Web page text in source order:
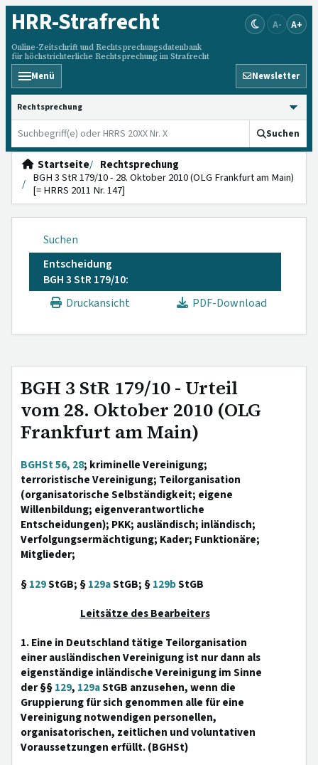
HRR-Strafrecht
Online-Zeitschrift und Rechtsprechungsdatenbank
für höchstrichterliche Rechtsprechung im Strafrecht
A- A+
Menü Newsletter
HRRS durchsuchen
Suchen
Startseite
Rechtsprechung
BGH 3 StR 179/10 - 28. Oktober 2010 (OLG Frankfurt am Main)
[= HRRS 2011 Nr. 147]
Suchen
Entscheidung
BGH 3 StR 179/10:
Druckansicht
PDF-Download
BGH 3 StR 179/10 - Urteil
vom 28. Oktober 2010 (OLG
Frankfurt am Main)
BGHSt 56, 28; kriminelle Vereinigung;
terroristische Vereinigung; Teilorganisation
(organisatorische Selbständigkeit; eigene
Willenbildung; eigenverantwortliche
Entscheidungen); PKK; ausländisch; inländisch;
Verfolgungsermächtigung; Kader; Funktionäre;
Mitglieder;
§129StGB; §129aStGB; §129bStGB
Leitsätze des Bearbeiters
1. Eine in Deutschland tätige Teilorganisation
einer ausländischen Vereinigung ist nur dann als
eigenständige inländische Vereinigung im Sinne
der §§129, 129aStGB anzusehen, wenn die
Gruppierung für sich genommen alle für eine
Vereinigung notwendigen personellen,
organisatorischen, zeitlichen und voluntativen
Voraussetzungen erfüllt. (BGHSt)